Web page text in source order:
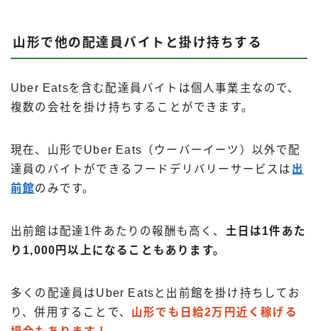
山形で他の配達員バイトと掛け持ちする
Uber Eatsを含む配達員バイトは個人事業主なので、
複数の会社を掛け持ちすることができます。
現在、山形でUber Eats（ウーバーイーツ）以外で配
達員のバイトができるフードデリバリーサービスは 出
前館のみです。
出前館は配達1件あたりの報酬も高く、 土日は1件あた
り1,000円以上になることもあります。
多くの配達員はUber Eatsと出前館を掛け持ちしてお
り、併用することで、 山形でも日給2万円近く稼げる